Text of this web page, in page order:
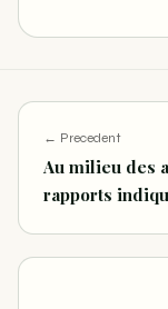
← Precedent
Au milieu des
rapports